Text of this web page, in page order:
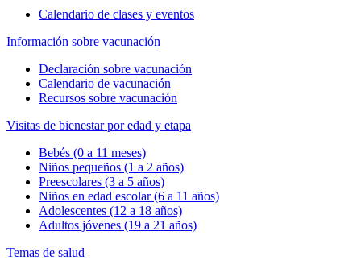
Calendario de clases y eventos
Información sobre vacunación
Declaración sobre vacunación
Calendario de vacunación
Recursos sobre vacunación
Visitas de bienestar por edad y etapa
Bebés (0 a 11 meses)
Niños pequeños (1 a 2 años)
Preescolares (3 a 5 años)
Niños en edad escolar (6 a 11 años)
Adolescentes (12 a 18 años)
Adultos jóvenes (19 a 21 años)
Temas de salud